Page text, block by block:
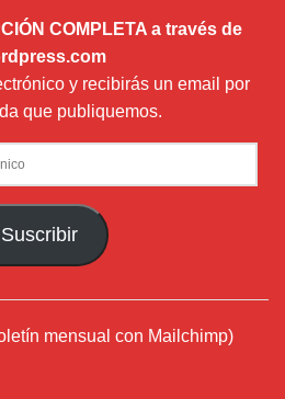
COMPLETA a través de
y recibirás un email por
que publiquemos.
Suscribir
mensual con Mailchimp)